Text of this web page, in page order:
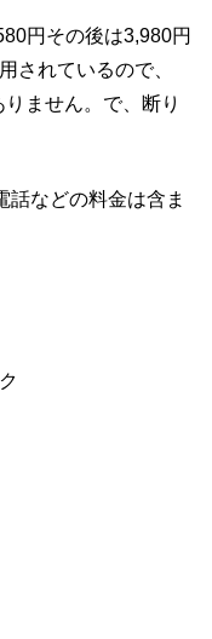
円その後は3,980円
されているので、
ません。で、断り
話などの料金は含ま